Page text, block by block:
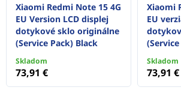
Xiaomi Redmi Note 15 4G
EU Version LCD displej
dotykové sklo originálne
(Service Pack) Black
Skladom
73,91 €
Xiaomi
EU
Skladom
73,91 €